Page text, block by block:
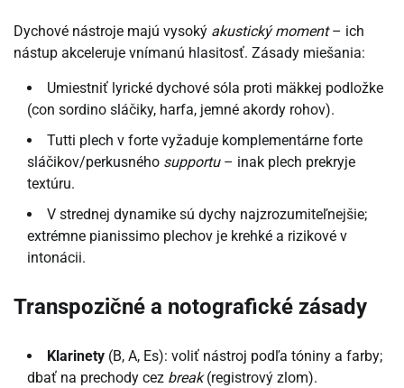
Dychové nástroje majú vysoký akustický moment– ich
nástup akceleruje vnímanú hlasitosť. Zásady miešania:
Umiestniť lyrické dychové sóla proti mäkkej podložke
(con sordino sláčiky, harfa, jemné akordy rohov).
Tutti plech v forte vyžaduje komplementárne forte
sláčikov/perkusného supportu– inak plech prekryje
textúru.
V strednej dynamike sú dychy najzrozumiteľnejšie;
extrémne pianissimo plechov je krehké a rizikové v
intonácii.
Transpozičné a notografické zásady
Klarinety (B, A, Es): voliť nástroj podľa tóniny a farby;
dbať na prechody cez break(registrový zlom).